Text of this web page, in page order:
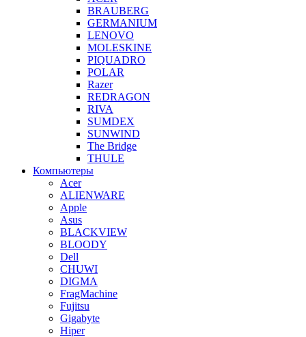
BRAUBERG
GERMANIUM
LENOVO
MOLESKINE
PIQUADRO
POLAR
Razer
REDRAGON
RIVA
SUMDEX
SUNWIND
The Bridge
THULE
Компьютеры
Acer
ALIENWARE
Apple
Asus
BLACKVIEW
BLOODY
Dell
CHUWI
DIGMA
FragMachine
Fujitsu
Gigabyte
Hiper